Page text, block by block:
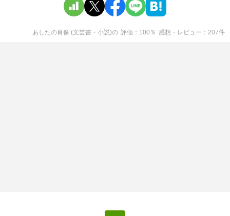
あしたの肖像 (文芸書・小説)の 評価 100 ％ 感想・レビュー 207件